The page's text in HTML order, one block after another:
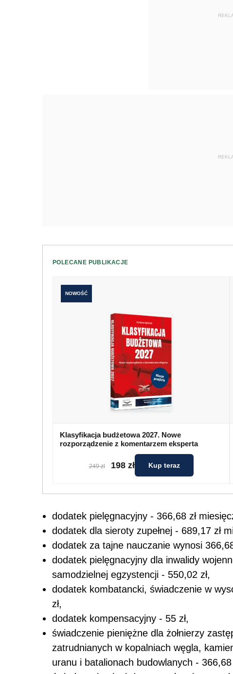
POLECANE PUBLIKACJE
NOWOŚĆ
Klasyfikacja budżetowa 2027. Nowe
rozporządzenie z komentarzem eksperta
249 zł 198 zł Kup teraz
dodatek pielęgnacyjny - 366,68 zł
dodatek dla sieroty zupełnej - 689,17 zł
dodatek za tajne nauczanie wynosi
dodatek pielęgnacyjny dla inwalidy
samodzielnej egzystencji - 550,02 zł,
dodatek kombatancki, świadczenie w
zł,
dodatek kompensacyjny - 55 zł,
świadczenie pieniężne dla żołnierzy
zatrudnianych w kopalniach węgla,
uranu i batalionach budowlanych - 366,68